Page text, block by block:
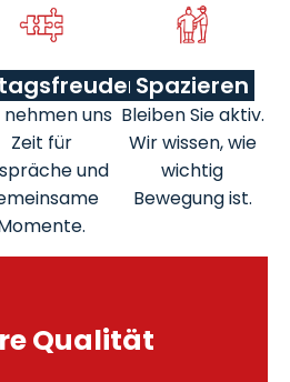
nehmen uns
Zeit für
und
Spazieren
Bleiben Sie aktiv.
Wir wissen, wie
wichtig
Bewegung ist.
Qualität